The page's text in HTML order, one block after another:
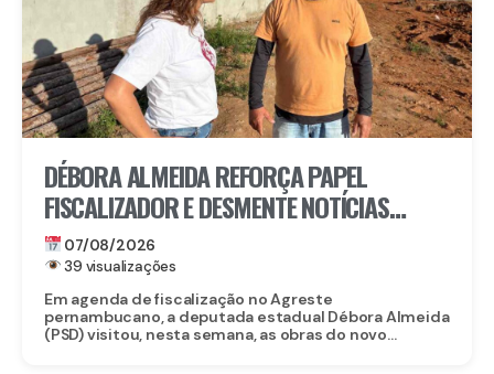
DÉBORA ALMEIDA REFORÇA PAPEL
FISCALIZADOR E DESMENTE NOTÍCIAS
FALSAS SOBRE OBRA DO CORPO DE
BOMBEIROS EM BELO JARDIM
07/08/2026
39 visualizações
Em agenda de fiscalização no Agreste
pernambucano, a deputada estadual Débora Almeida
(PSD) visitou, nesta semana, as obras do novo...